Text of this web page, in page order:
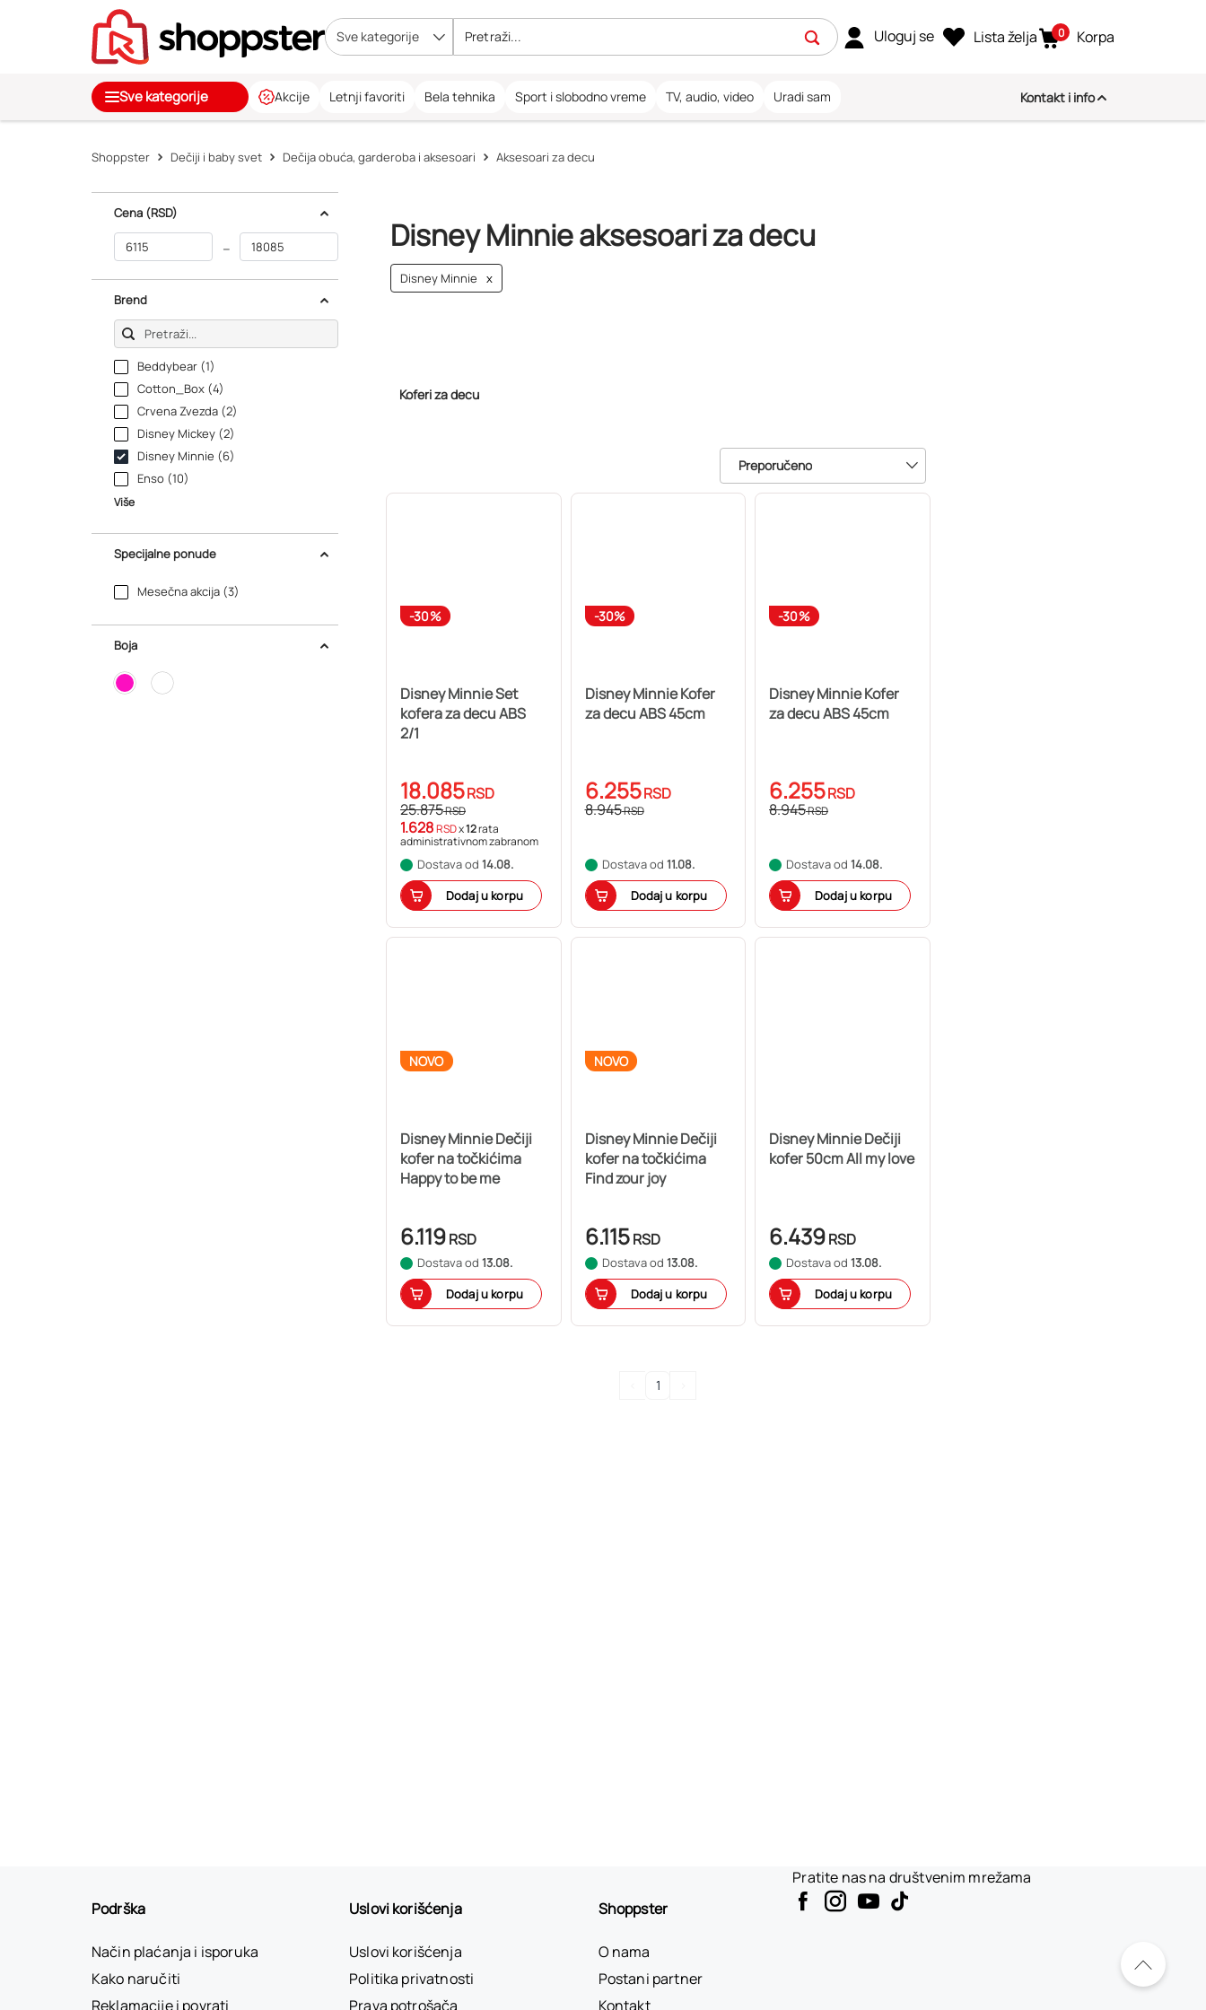
Sve kategorije Uloguj se Lista želja 0 Korpa
Sve kategorije Akcije Letnji favoriti Bela tehnika Sport i slobodno vreme TV, audio, video Uradi sam Kontakt i info
Shoppster Dečiji i baby svet Dečija obuća, garderoba i aksesoari Aksesoari za decu
Cena (RSD)
–
Brend
Beddybear (1)
Cotton_Box (4)
Crvena Zvezda (2)
Disney Mickey (2)
Disney Minnie (6)
Enso (10)
Više
Specijalne ponude
Mesečna akcija (3)
Boja
Disney Minnie aksesoari za decu
Disney Minnie x
Koferi za decu
Preporučeno
-30%
Disney Minnie Set
kofera za decu ABS
2/1
18.085RSD
25.875RSD
1.628RSDx12rata
administrativnom zabranom
Dostava od 14.08.
Dodaj u korpu
-30%
Disney Minnie Kofer
za decu ABS 45cm
6.255RSD
8.945RSD
Dostava od 11.08.
Dodaj u korpu
-30%
Disney Minnie Kofer
za decu ABS 45cm
6.255RSD
8.945RSD
Dostava od 14.08.
Dodaj u korpu
NOVO
Disney Minnie Dečiji
kofer na točkićima
Happy to be me
6.119RSD
Dostava od 13.08.
Dodaj u korpu
NOVO
Disney Minnie Dečiji
kofer na točkićima
Find zour joy
6.115RSD
Dostava od 13.08.
Dodaj u korpu
Disney Minnie Dečiji
kofer 50cm All my love
6.439RSD
Dostava od 13.08.
Dodaj u korpu
1
Podrška
Način plaćanja i isporuka
Kako naručiti
Reklamacije i povrati
Uslovi korišćenja
Uslovi korišćenja
Politika privatnosti
Prava potrošača
Shoppster
O nama
Postani partner
Kontakt
Pratite nas na društvenim mrežama